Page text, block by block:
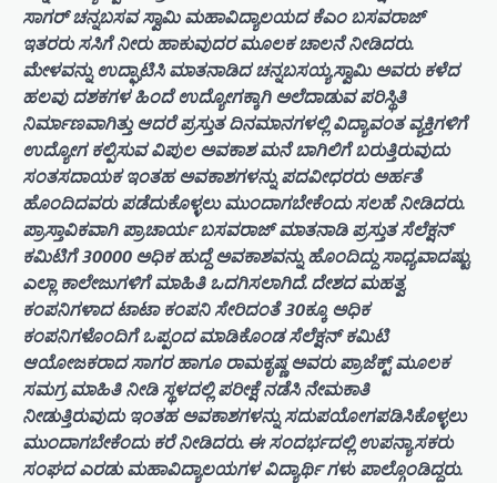
ಸಾಗರ್ ಚನ್ನಬಸವ ಸ್ವಾಮಿ ಮಹಾವಿದ್ಯಾಲಯದ ಕೆಎಂ ಬಸವರಾಜ್
ಇತರರು ಸಸಿಗೆ ನೀರು ಹಾಕುವುದರ ಮೂಲಕ ಚಾಲನೆ ನೀಡಿದರು.
ಮೇಳವನ್ನು ಉದ್ಘಾಟಿಸಿ ಮಾತನಾಡಿದ ಚನ್ನಬಸಯ್ಯಸ್ವಾಮಿ ಅವರು ಕಳೆದ
ಹಲವು ದಶಕಗಳ ಹಿಂದೆ ಉದ್ಯೋಗಕ್ಕಾಗಿ ಅಲೆದಾಡುವ ಪರಿಸ್ಥಿತಿ
ನಿರ್ಮಾಣವಾಗಿತ್ತು ಆದರೆ ಪ್ರಸ್ತುತ ದಿನಮಾನಗಳಲ್ಲಿ ವಿದ್ಯಾವಂತ ವ್ಯಕ್ತಿಗಳಿಗೆ
ಉದ್ಯೋಗ ಕಲ್ಪಿಸುವ ವಿಪುಲ ಅವಕಾಶ ಮನೆ ಬಾಗಿಲಿಗೆ ಬರುತ್ತಿರುವುದು
ಸಂತಸದಾಯಕ ಇಂತಹ ಅವಕಾಶಗಳನ್ನು ಪದವೀಧರರು ಅರ್ಹತೆ
ಹೊಂದಿದವರು ಪಡೆದುಕೊಳ್ಳಲು ಮುಂದಾಗಬೇಕೆಂದು ಸಲಹೆ ನೀಡಿದರು.
ಪ್ರಾಸ್ತಾವಿಕವಾಗಿ ಪ್ರಾಚಾರ್ಯ ಬಸವರಾಜ್ ಮಾತನಾಡಿ ಪ್ರಸ್ತುತ ಸೆಲೆಕ್ಷನ್
ಕಮಿಟಿಗೆ 30000 ಅಧಿಕ ಹುದ್ದೆ ಅವಕಾಶವನ್ನು ಹೊಂದಿದ್ದು ಸಾಧ್ಯವಾದಷ್ಟು
ಎಲ್ಲಾ ಕಾಲೇಜುಗಳಿಗೆ ಮಾಹಿತಿ ಒದಗಿಸಲಾಗಿದೆ. ದೇಶದ ಮಹತ್ವ
ಕಂಪನಿಗಳಾದ ಟಾಟಾ ಕಂಪನಿ ಸೇರಿದಂತೆ 30ಕ್ಕೂ ಅಧಿಕ
ಕಂಪನಿಗಳೊಂದಿಗೆ ಒಪ್ಪಂದ ಮಾಡಿಕೊಂಡ ಸೆಲೆಕ್ಷನ್ ಕಮಿಟಿ
ಆಯೋಜಕರಾದ ಸಾಗರ ಹಾಗೂ ರಾಮಕೃಷ್ಣ ಅವರು ಪ್ರಾಜೆಕ್ಟ್ ಮೂಲಕ
ಸಮಗ್ರ ಮಾಹಿತಿ ನೀಡಿ ಸ್ಥಳದಲ್ಲಿ ಪರೀಕ್ಷೆ ನಡೆಸಿ ನೇಮಕಾತಿ
ನೀಡುತ್ತಿರುವುದು ಇಂತಹ ಅವಕಾಶಗಳನ್ನು ಸದುಪಯೋಗಪಡಿಸಿಕೊಳ್ಳಲು
ಮುಂದಾಗಬೇಕೆಂದು ಕರೆ ನೀಡಿದರು. ಈ ಸಂದರ್ಭದಲ್ಲಿ ಉಪನ್ಯಾಸಕರು
ಸಂಘದ ಎರಡು ಮಹಾವಿದ್ಯಾಲಯಗಳ ವಿದ್ಯಾರ್ಥಿ ಗಳು ಪಾಲ್ಗೊಂಡಿದ್ದರು.